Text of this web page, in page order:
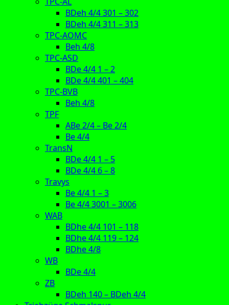
BDeh 4/4 301 – 302
BDeh 4/4 311 – 313
TPC-AOMC
Beh 4/8
TPC-ASD
BDe 4/4 1 – 2
BDe 4/4 401 – 404
TPC-BVB
Beh 4/8
TPF
ABe 2/4 – Be 2/4
Be 4/4
TransN
BDe 4/4 1 – 5
BDe 4/4 6 – 8
Travys
Be 4/4 1 – 3
Be 4/4 3001 – 3006
WAB
BDhe 4/4 101 – 118
BDhe 4/4 119 – 124
BDhe 4/8
WB
BDe 4/4
ZB
BDeh 140 – BDeh 4/4